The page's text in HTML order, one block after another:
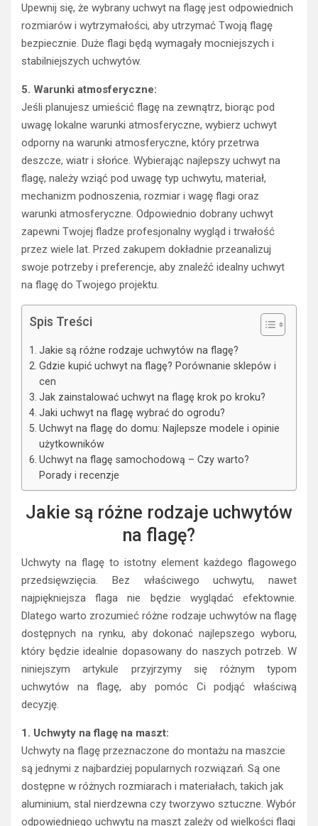
Upewnij się, że wybrany uchwyt na flagę jest odpowiednich
rozmiarów i wytrzymałości, aby utrzymać Twoją flagę
bezpiecznie. Duże flagi będą wymagały mocniejszych i
stabilniejszych uchwytów.
5. Warunki atmosferyczne:
Jeśli planujesz umieścić flagę na zewnątrz, biorąc pod
uwagę lokalne warunki atmosferyczne, wybierz uchwyt
odporny na warunki atmosferyczne, który przetrwa
deszcze, wiatr i słońce. Wybierając najlepszy uchwyt na
flagę, należy wziąć pod uwagę typ uchwytu, materiał,
mechanizm podnoszenia, rozmiar i wagę flagi oraz
warunki atmosferyczne. Odpowiednio dobrany uchwyt
zapewni Twojej fladze profesjonalny wygląd i trwałość
przez wiele lat. Przed zakupem dokładnie przeanalizuj
swoje potrzeby i preferencje, aby znaleźć idealny uchwyt
na flagę do Twojego projektu.
Spis Treści
Jakie są różne rodzaje uchwytów na flagę?
Gdzie kupić uchwyt na flagę? Porównanie sklepów i
cen
Jak zainstalować uchwyt na flagę krok po kroku?
Jaki uchwyt na flagę wybrać do ogrodu?
Uchwyt na flagę do domu: Najlepsze modele i opinie
użytkowników
Uchwyt na flagę samochodową – Czy warto?
Porady i recenzje
Jakie są różne rodzaje uchwytów
na flagę?
Uchwyty na flagę to istotny element każdego flagowego
przedsięwzięcia. Bez właściwego uchwytu, nawet
najpiękniejsza flaga nie będzie wyglądać efektownie.
Dlatego warto zrozumieć różne rodzaje uchwytów na flagę
dostępnych na rynku, aby dokonać najlepszego wyboru,
który będzie idealnie dopasowany do naszych potrzeb. W
niniejszym artykule przyjrzymy się różnym typom
uchwytów na flagę, aby pomóc Ci podjąć właściwą
decyzję.
1. Uchwyty na flagę na maszt:
Uchwyty na flagę przeznaczone do montażu na maszcie
są jednymi z najbardziej popularnych rozwiązań. Są one
dostępne w różnych rozmiarach i materiałach, takich jak
aluminium, stal nierdzewna czy tworzywo sztuczne. Wybór
odpowiedniego uchwytu na maszt zależy od wielkości flagi